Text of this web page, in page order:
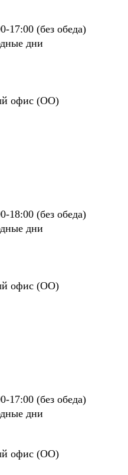
17:00 (без обеда)
дни
офис (ОО)
18:00 (без обеда)
дни
офис (ОО)
17:00 (без обеда)
дни
офис (ОО)